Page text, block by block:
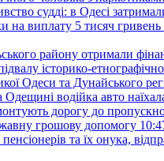
судді: в Одесі
на виплату 5 тисяч гривень
району отримали
історико-
Одеси та Дунайського
Одещині водійка авто
дорогу до
грошову допомогу
та їх онука,